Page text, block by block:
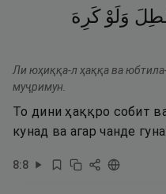
وَلَوْ كَرِهَ
Ли юҳиққа-л ҳаққа ва
муҷримун.
То дини ҳаққро собит
кунад ва агар чанде
8:8